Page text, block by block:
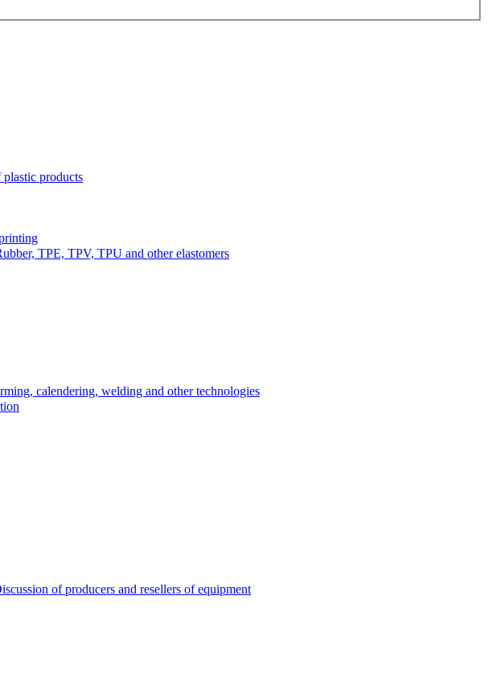
products
TPE, TPV, TPU and other elastomers
calendering, welding and other technologies
of producers and resellers of equipment